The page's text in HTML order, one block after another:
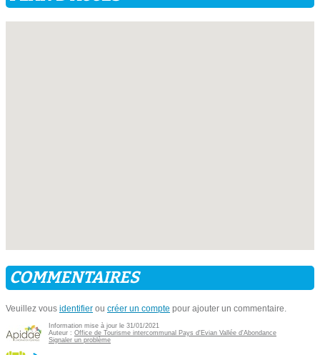
COMMENTAIRES
Veuillez vous identifier ou créer un compte pour ajouter un commentaire.
Information mise à jour le 31/01/2021
Auteur : Office de Tourisme intercommunal Pays d'Evian Vallée d'Abondance
Signaler un problème